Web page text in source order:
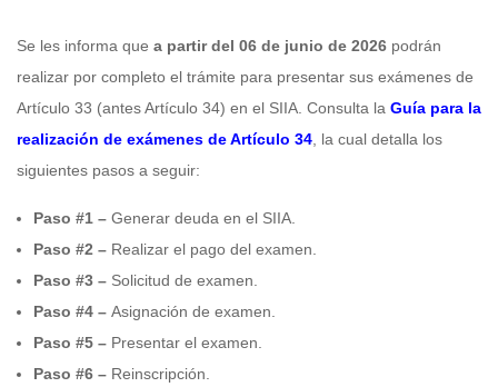
Se les informa que a partir del 06 de junio de 2026 podrán
realizar por completo el trámite para presentar sus exámenes de
Artículo 33 (antes Artículo 34) en el SIIA. Consulta la Guía para la
realización de exámenes de Artículo 34 , la cual detalla los
siguientes pasos a seguir:
Paso #1 – Generar deuda en el SIIA.
Paso #2 – Realizar el pago del examen.
Paso #3 – Solicitud de examen.
Paso #4 – Asignación de examen.
Paso #5 – Presentar el examen.
Paso #6 – Reinscripción.